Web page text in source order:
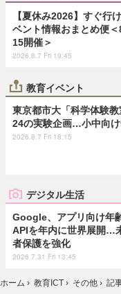
【夏休み2026】すぐ行
ベント情報おまとめ便＜
15開催＞
2026.8.7 Fri 19:45
教育イベント
東京都市大「科学体験教
24の実験企画…小中向
2026.8.7 Fri 18:15
デジタル生活
Google、アプリ向け年
APIを年内に世界展開…
者保護を強化
2026.7.31 Fri 13:45
ホーム › 教育ICT › その他 › 記